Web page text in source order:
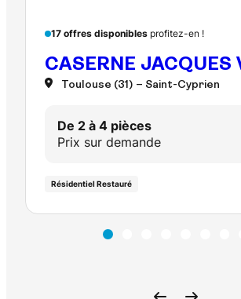
17 offres disponibles profitez-en !
CASERNE JACQUES
Toulouse (31) – Saint-Cyprien
De 2 à 4 pièces
Prix sur demande
Résidentiel Restauré